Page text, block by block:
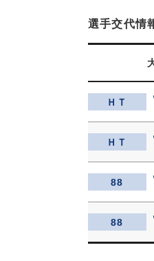
選手交代情
ＨＴ
ＨＴ
88
88